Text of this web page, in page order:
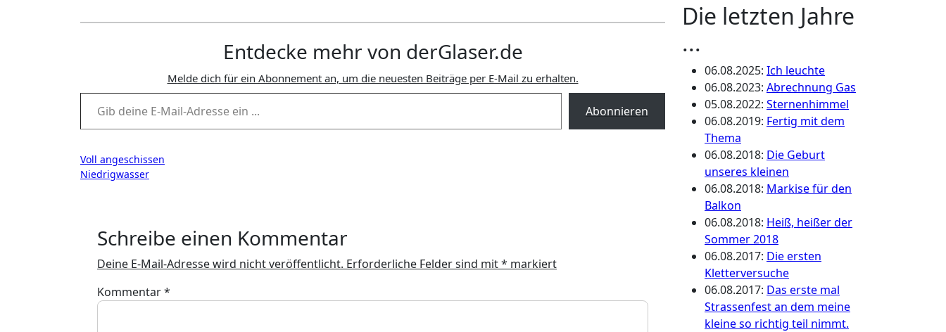
Entdecke mehr von derGlaser.de
Melde dich für ein Abonnement an, um die neuesten Beiträge per E-Mail zu erhalten.
Gib deine E-Mail-Adresse ein ...
Abonnieren
Beitragsnavigation
Voll angeschissen
Niedrigwasser
Schreibe einen Kommentar
Deine E-Mail-Adresse wird nicht veröffentlicht. Erforderliche Felder sind mit* markiert
Kommentar*
Die letzten Jahre
...
06.08.2025: Ich leuchte
06.08.2023: Abrechnung Gas
05.08.2022: Sternenhimmel
06.08.2019: Fertig mit dem
Thema
06.08.2018: Die Geburt
unseres kleinen
06.08.2018: Markise für den
Balkon
06.08.2018: Heiß, heißer der
Sommer 2018
06.08.2017: Die ersten
Kletterversuche
06.08.2017: Das erste mal
Strassenfest an dem meine
kleine so richtig teil nimmt.